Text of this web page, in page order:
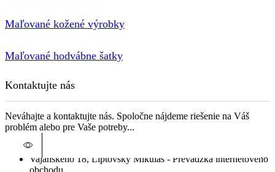
Tento
Maľované kožené výrobky
Maľované hodvábne šatky
Kontaktujte nás
Neváhajte a kontaktujte nás. Spoločne nájdeme riešenie na Váš
problém alebo pre Vaše potreby...
hodvab@hodvab.eu
Vajanského 18, Liptovský Mikuláš - Prevádzka internetového
obchodu